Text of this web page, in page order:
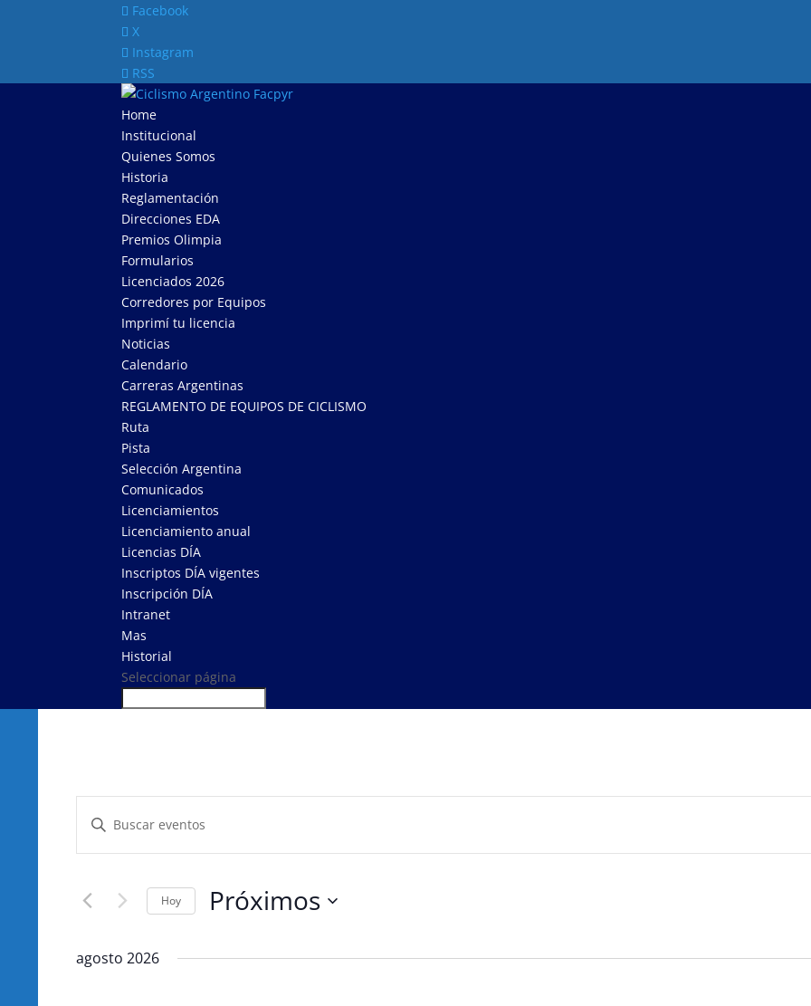
Facebook
X
Instagram
RSS
Home
Institucional
Quienes Somos
Historia
Reglamentación
Direcciones EDA
Premios Olimpia
Formularios
Licenciados 2026
Corredores por Equipos
Imprimí tu licencia
Noticias
Calendario
Carreras Argentinas
REGLAMENTO DE EQUIPOS DE CICLISMO
Ruta
Pista
Selección Argentina
Comunicados
Licenciamientos
Licenciamiento anual
Licencias DÍA
Inscriptos DÍA vigentes
Inscripción DÍA
Intranet
Mas
Historial
Seleccionar página
Navegación
de
búsqueda
vistas
Eventos
Introduce
palabra
Busca
la
Hoy Próximos
agosto 2026